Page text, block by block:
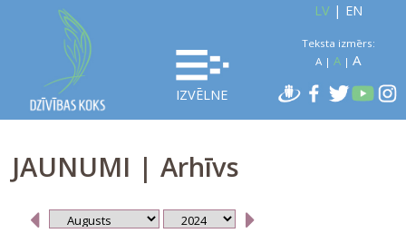
IZVĒLNE
LV| EN
Teksta izmērs:
A| A| A
JAUNUMI | Arhīvs